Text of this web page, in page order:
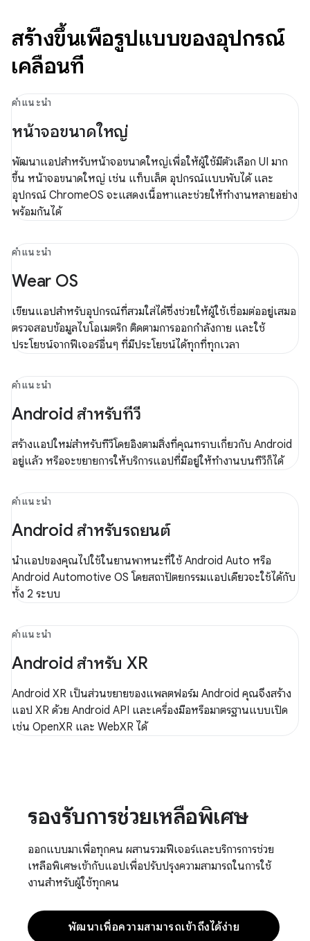
สร้างขึ้นเพื่อรูปแบบของอุปกรณ์
เคลื่อนที่
คำแนะนำ
หน้าจอขนาดใหญ่
พัฒนาแอปสำหรับหน้าจอขนาดใหญ่เพื่อให้ผู้ใช้มีตัวเลือก UI มาก
ขึ้น หน้าจอขนาดใหญ่ เช่น แท็บเล็ต อุปกรณ์แบบพับได้ และ
อุปกรณ์ ChromeOS จะแสดงเนื้อหาและช่วยให้ทำงานหลายอย่าง
พร้อมกันได้
คำแนะนำ
Wear OS
เขียนแอปสำหรับอุปกรณ์ที่สวมใส่ได้ซึ่งช่วยให้ผู้ใช้เชื่อมต่ออยู่เสมอ
ตรวจสอบข้อมูลไบโอเมตริก ติดตามการออกกำลังกาย และใช้
ประโยชน์จากฟีเจอร์อื่นๆ ที่มีประโยชน์ได้ทุกที่ทุกเวลา
คำแนะนำ
Android สำหรับทีวี
สร้างแอปใหม่สำหรับทีวีโดยอิงตามสิ่งที่คุณทราบเกี่ยวกับ Android
อยู่แล้ว หรือจะขยายการให้บริการแอปที่มีอยู่ให้ทำงานบนทีวีก็ได้
คำแนะนำ
Android สำหรับรถยนต์
นำแอปของคุณไปใช้ในยานพาหนะที่ใช้ Android Auto หรือ
Android Automotive OS โดยสถาปัตยกรรมแอปเดียวจะใช้ได้กับ
ทั้ง 2 ระบบ
คำแนะนำ
Android สำหรับ XR
Android XR เป็นส่วนขยายของแพลตฟอร์ม Android คุณจึงสร้าง
แอป XR ด้วย Android API และเครื่องมือหรือมาตรฐานแบบเปิด
เช่น OpenXR และ WebXR ได้
รองรับการช่วยเหลือพิเศษ
ออกแบบมาเพื่อทุกคน ผสานรวมฟีเจอร์และบริการการช่วย
เหลือพิเศษเข้ากับแอปเพื่อปรับปรุงความสามารถในการใช้
งานสำหรับผู้ใช้ทุกคน
พัฒนาเพื่อความสามารถเข้าถึงได้ง่าย